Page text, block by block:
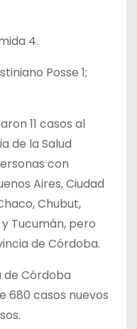
4.
Posse 1;
11 casos al
de la Salud
con
Aires, Ciudad
Chubut,
y Tucumán, pero
de Córdoba.
de Córdoba
680 casos nuevos